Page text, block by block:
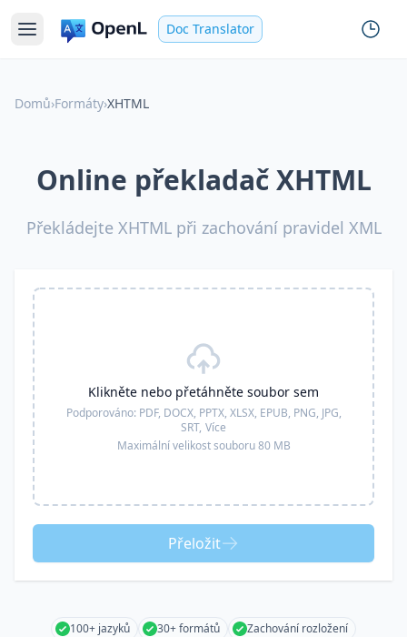
Doc Translator
Domů›Formáty›XHTML
Online překladač XHTML
Překládejte XHTML při zachování pravidel XML
Klikněte nebo přetáhněte soubor sem
Podporováno: PDF, DOCX, PPTX, XLSX, EPUB, PNG, JPG,
SRT, Více
Maximální velikost souboru 80 MB
Přeložit
100+ jazyků 30+ formátů
Zachování rozložení